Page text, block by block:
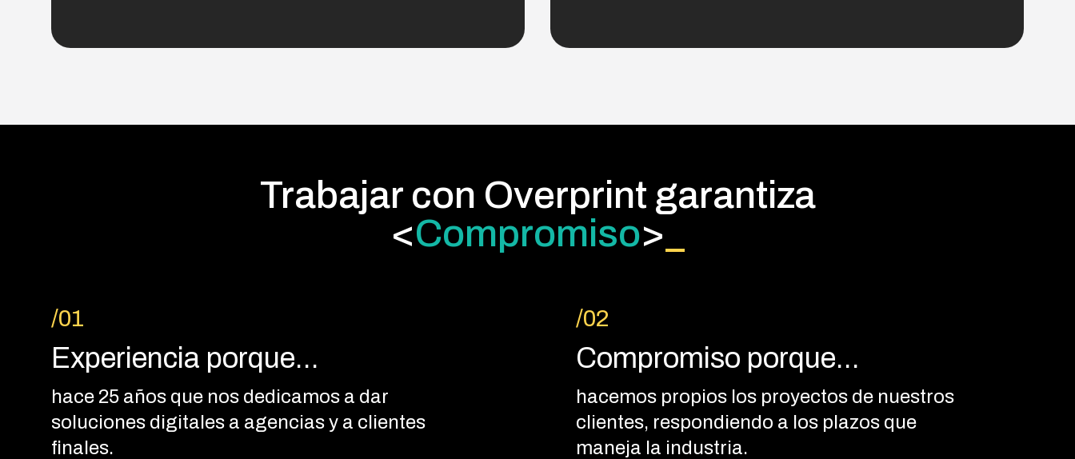
Trabajar con Overprint garantiza
<
/01
Experiencia porque...
hace 25 años que nos dedicamos a dar
soluciones digitales a agencias y a clientes
finales.
/02
Compromiso porque...
hacemos propios los proyectos de nuestros
clientes, respondiendo a los plazos que
maneja la industria.